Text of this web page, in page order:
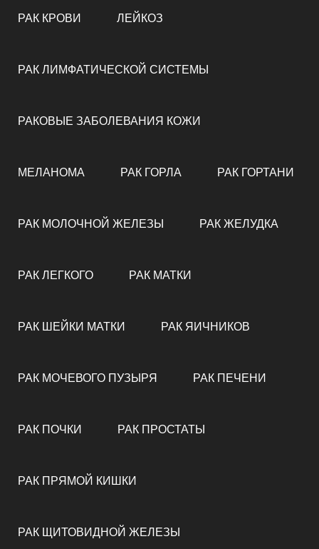
РАК КРОВИ ЛЕЙКОЗ
РАК ЛИМФАТИЧЕСКОЙ СИСТЕМЫ
РАКОВЫЕ ЗАБОЛЕВАНИЯ КОЖИ
МЕЛАНОМА РАК ГОРЛА РАК ГОРТАНИ
РАК МОЛОЧНОЙ ЖЕЛЕЗЫ РАК ЖЕЛУДКА
РАК ЛЕГКОГО РАК МАТКИ
РАК ШЕЙКИ МАТКИ РАК ЯИЧНИКОВ
РАК МОЧЕВОГО ПУЗЫРЯ РАК ПЕЧЕНИ
РАК ПОЧКИ РАК ПРОСТАТЫ
РАК ПРЯМОЙ КИШКИ
РАК ЩИТОВИДНОЙ ЖЕЛЕЗЫ